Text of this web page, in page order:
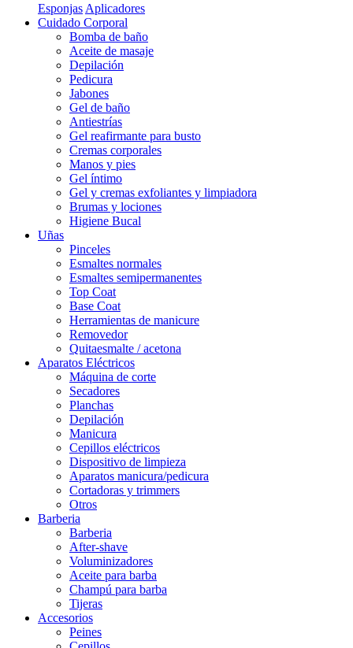
Esponjas Aplicadores
Cuidado Corporal
Bomba de baño
Aceite de masaje
Depilación
Pedicura
Jabones
Gel de baño
Antiestrías
Gel reafirmante para busto
Cremas corporales
Manos y pies
Gel íntimo
Gel y cremas exfoliantes y limpiadora
Brumas y lociones
Higiene Bucal
Uñas
Pinceles
Esmaltes normales
Esmaltes semipermanentes
Top Coat
Base Coat
Herramientas de manicure
Removedor
Quitaesmalte / acetona
Aparatos Eléctricos
Máquina de corte
Secadores
Planchas
Depilación
Manicura
Cepillos eléctricos
Dispositivo de limpieza
Aparatos manicura/pedicura
Cortadoras y trimmers
Otros
Barberia
Barberia
After-shave
Voluminizadores
Aceite para barba
Champú para barba
Tijeras
Accesorios
Peines